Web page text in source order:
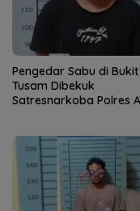
Pengedar Sabu di Bukit
Tusam Dibekuk
Satresnarkoba Polres Aceh